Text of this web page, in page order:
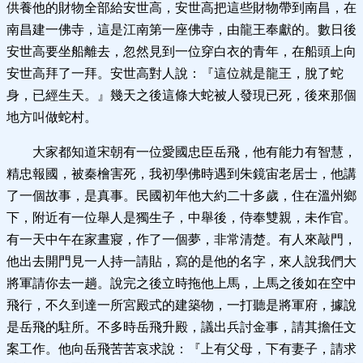
供養他的財物全部給安世高，安世高把這些財物帶到南昌，在
南昌建一佛寺，這是江南第一座佛寺，由龍王奉獻的。數日後
安世高要坐船離去，忽然見到一位穿白衣的青年，在船頭上向
安世高拜了一拜。安世高對人說：『這位就是龍王，脫了蛇
身，已經生天。』幾天之後這條大蛇被人發現已死，後來那個
地方叫做蛇村。
大家都知道宋朝有一位愛國忠臣岳飛，他有能力有智慧，
精忠報國，被秦檜害死，我初學佛時遇到朱鏡宙老居士，他講
了一個故事，是真事。民國初年他大約二十多歲，住在溫州鄉
下，附近有一位舉人是獨生子，中舉後，侍奉雙親，未作官。
有一天中午在家晝寢，作了一個夢，非常清楚。有人來敲門，
他出去開門見一人持一請貼，寫的是他的名字，來人說我們大
將軍請你去一趟。說完之後立時拖他上馬，上馬之後如在空中
飛行，不久到達一所宮殿式的建築物，一打聽是將軍府，據說
是岳飛的駐所。不多時岳飛升殿，議出兵討金事，請其擔任文
案工作。他向岳飛苦苦哀求說：『上有父母，下有妻子，請求